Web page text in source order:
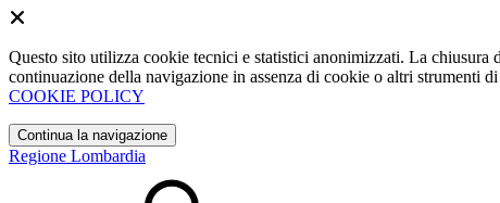
Questo sito utilizza cookie tecnici e statistici anonimizzati. La
continuazione della navigazione in assenza di cookie o altri strumenti
COOKIE POLICY
Continua la navigazione
Regione Lombardia